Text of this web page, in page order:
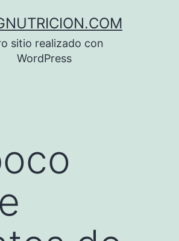
sitio realizado con
WordPress